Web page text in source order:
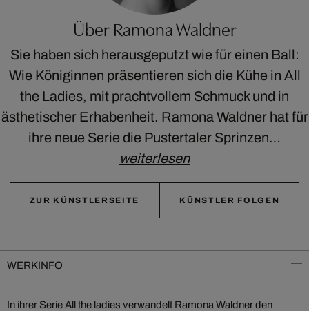
Über Ramona Waldner
Sie haben sich herausgeputzt wie für einen Ball:
Wie Königinnen präsentieren sich die Kühe in All
the Ladies, mit prachtvollem Schmuck und in
ästhetischer Erhabenheit. Ramona Waldner hat für
ihre neue Serie die Pustertaler Sprinzen…
weiterlesen
ZUR KÜNSTLERSEITE KÜNSTLER FOLGEN
WERKINFO
In ihrer Serie All the ladies verwandelt Ramona Waldner den